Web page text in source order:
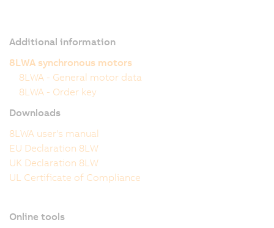
Additional information
8LWA synchronous motors
8LWA - General motor data
8LWA - Order key
Downloads
8LWA user's manual
EU Declaration 8LW
UK Declaration 8LW
UL Certificate of Compliance
Online tools